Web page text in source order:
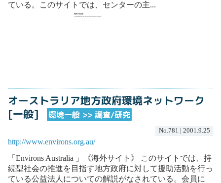
ている。このサイトでは、センターの主...
オーストラリア地方政府環境ネットワーク
[一般]
環境一般 >> 調査/研究
No.781 | 2001.9.25
http://www.environs.org.au/
「Environs Australia 」《海外サイト》 このサイトでは、持
続型社会の推進を目指す地方政府に対して援助活動を行っ
ている公益法人についての解説がなされている。会員に